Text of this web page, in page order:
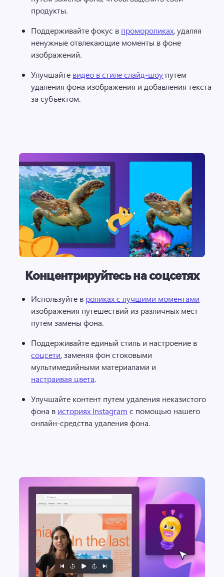
продукты.
Поддерживайте фокус в промороликах, удаляя
ненужные отвлекающие моменты в фоне
изображений.
Улучшайте видео в стиле слайд-шоу путем
удаления фона изображения и добавления текста
за субъектом.
Концентрируйтесь на соцсетях
Используйте в роликах с лучшими моментами
изображения путешествий из различных мест
путем замены фона.
Поддерживайте единый стиль и настроение в
соцсети, заменяя фон стоковыми
мультимедийными материалами и
настраивая цвета.
Улучшайте контент путем удаления неказистого
фона в историях Instagram с помощью нашего
онлайн-средства удаления фона.